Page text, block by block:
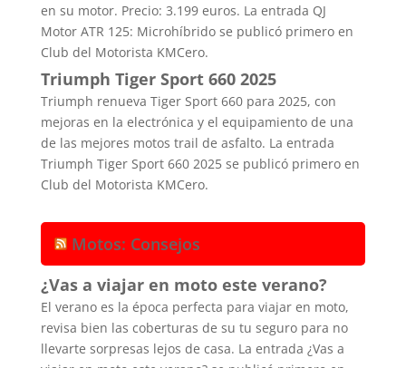
en su motor. Precio: 3.199 euros. La entrada QJ
Motor ATR 125: Microhíbrido se publicó primero en
Club del Motorista KMCero.
Triumph Tiger Sport 660 2025
Triumph renueva Tiger Sport 660 para 2025, con
mejoras en la electrónica y el equipamiento de una
de las mejores motos trail de asfalto. La entrada
Triumph Tiger Sport 660 2025 se publicó primero en
Club del Motorista KMCero.
Motos: Consejos
¿Vas a viajar en moto este verano?
El verano es la época perfecta para viajar en moto,
revisa bien las coberturas de su tu seguro para no
llevarte sorpresas lejos de casa. La entrada ¿Vas a